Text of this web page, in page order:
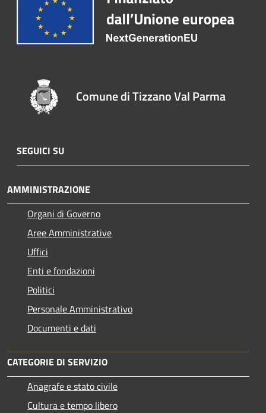
Comune di Tizzano Val Parma
SEGUICI SU
AMMINISTRAZIONE
Organi di Governo
Aree Amministrative
Uffici
Enti e fondazioni
Politici
Personale Amministrativo
Documenti e dati
CATEGORIE DI SERVIZIO
Anagrafe e stato civile
Cultura e tempo libero